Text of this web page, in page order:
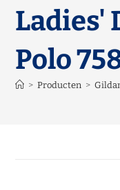
Ladies'
Polo
> Producten >